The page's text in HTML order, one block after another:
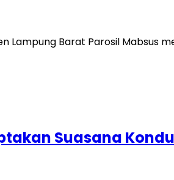
Lampung Barat Parosil Mabsus
Suasana